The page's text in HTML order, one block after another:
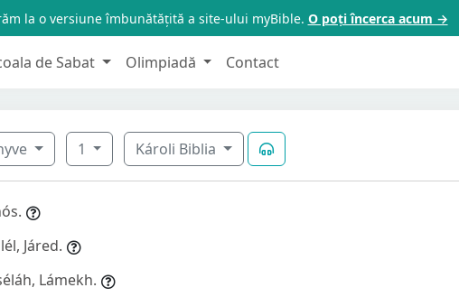
la o versiune îmbunătățită a site-ului myBible. O poți încerca acum →
de Sabat Olimpiadă Contact
1 Károli Biblia
Járed.
Lámekh.